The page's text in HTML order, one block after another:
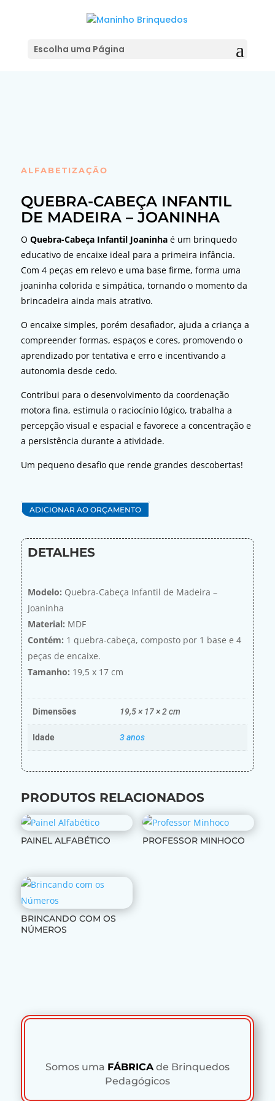
Escolha uma Página
ALFABETIZAÇÃO
QUEBRA-CABEÇA INFANTIL
DE MADEIRA – JOANINHA
O Quebra-Cabeça Infantil Joaninhaé um brinquedo
educativo de encaixe ideal para a primeira infância.
Com 4 peças em relevo e uma base firme, forma uma
joaninha colorida e simpática, tornando o momento da
brincadeira ainda mais atrativo.
O encaixe simples, porém desafiador, ajuda a criança a
compreender formas, espaços e cores, promovendo o
aprendizado por tentativa e erro e incentivando a
autonomia desde cedo.
Contribui para o desenvolvimento da coordenação
motora fina, estimula o raciocínio lógico, trabalha a
percepção visual e espacial e favorece a concentração e
a persistência durante a atividade.
Um pequeno desafio que rende grandes descobertas!
ADICIONAR AO ORÇAMENTO
DETALHES
Modelo: Quebra-Cabeça Infantil de Madeira –
Joaninha
Material: MDF
Contém: 1 quebra-cabeça, composto por 1 base e 4
peças de encaixe.
Tamanho: 19,5 x 17 cm
Dimensões 19,5 × 17 × 2 cm
Idade 3 anos
PRODUTOS RELACIONADOS
PAINEL ALFABÉTICO PROFESSOR MINHOCO
BRINCANDO COM OS
NÚMEROS
Somos uma FÁBRICAde Brinquedos
Pedagógicos